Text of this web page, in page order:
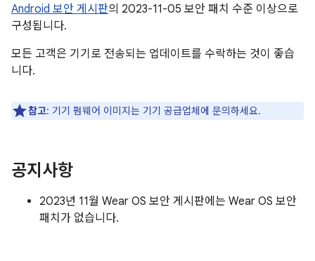
Android 보안 게시판의 2023-11-05 보안 패치 수준 이상으로
구성됩니다.
모든 고객은 기기로 전송되는 업데이트를 수락하는 것이 좋습
니다.
참고: 기기 펌웨어 이미지는 기기 공급업체에 문의하세요.
공지사항
2023년 11월 Wear OS 보안 게시판에는 Wear OS 보안
패치가 없습니다.